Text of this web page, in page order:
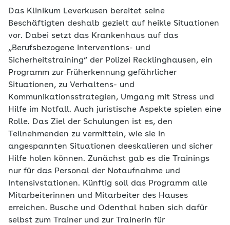
Das Klinikum Leverkusen bereitet seine
Beschäftigten deshalb gezielt auf heikle Situationen
vor. Dabei setzt das Krankenhaus auf das
„Berufsbezogene Interventions- und
Sicherheitstraining“ der Polizei Recklinghausen, ein
Programm zur Früherkennung gefährlicher
Situationen, zu Verhaltens- und
Kommunikationsstrategien, Umgang mit Stress und
Hilfe im Notfall. Auch juristische Aspekte spielen eine
Rolle. Das Ziel der Schulungen ist es, den
Teilnehmenden zu vermitteln, wie sie in
angespannten Situationen deeskalieren und sicher
Hilfe holen können. Zunächst gab es die Trainings
nur für das Personal der Notaufnahme und
Intensivstationen. Künftig soll das Programm alle
Mitarbeiterinnen und Mitarbeiter des Hauses
erreichen. Busche und Odenthal haben sich dafür
selbst zum Trainer und zur Trainerin für